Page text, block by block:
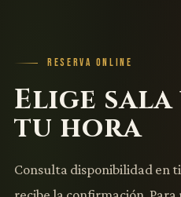
RESERVA ONLINE
Elige sala
tu hora
Consulta disponibilidad en